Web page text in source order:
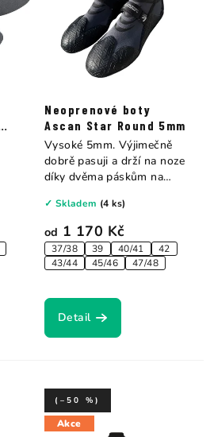
Neoprenové boty
Ascan Star Round 5mm
od 1 170 Kč
37/38 39 40/41
42
43/44
45/46 47/48
✓ Skladem (4 ks)
Detail
Vysoké 5mm. Výjimečně
dobrě pasuji a drží na noze
díky dvěma páskům na
Akce
(–50 %)